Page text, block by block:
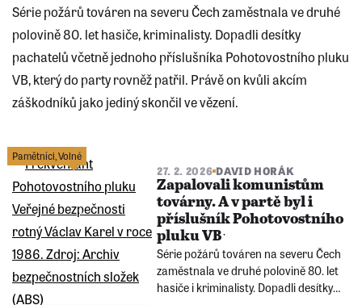
Série požárů továren na severu Čech zaměstnala ve druhé
polovině 80. let hasiče, kriminalisty. Dopadli desítky
pachatelů včetně jednoho příslušníka Pohotovostního pluku
VB, který do party rovněž patřil. Právě on kvůli akcím
záškodníků jako jediný skončil ve vězení.
Pamětníci,Volné
27. 2. 2026 DAVID HORÁK
Zapalovali komunistům
továrny. A v partě byl i
příslušník Pohotovostního
pluku VBˑ
Série požárů továren na severu Čech
zaměstnala ve druhé polovině 80. let
hasiče i kriminalisty. Dopadli desítky
stránka